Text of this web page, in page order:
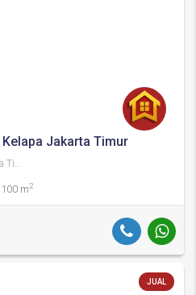
Jakarta Timur
100 m2
JUAL